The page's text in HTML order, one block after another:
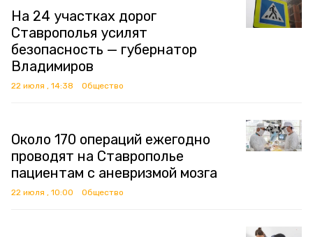
На 24 участках дорог
Ставрополья усилят
безопасность — губернатор
Владимиров
22 июля , 14:38 Общество
Около 170 операций ежегодно
проводят на Ставрополье
пациентам с аневризмой мозга
22 июля , 10:00 Общество